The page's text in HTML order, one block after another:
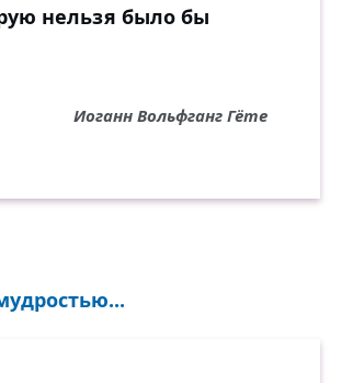
нельзя было бы
Иоганн Вольфганг Гёте